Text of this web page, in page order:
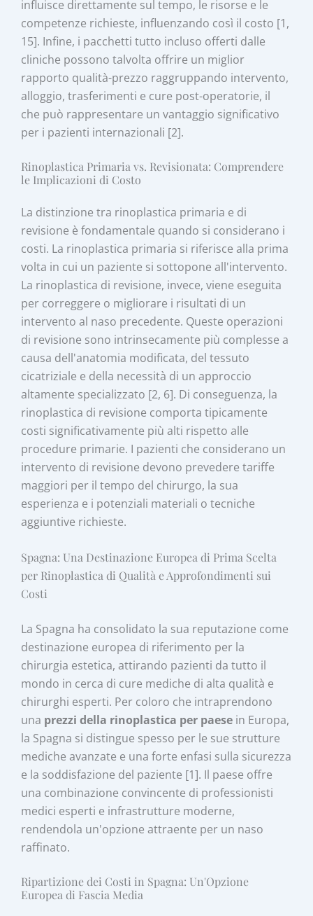
influisce direttamente sul tempo, le risorse e le
competenze richieste, influenzando così il costo [1,
15]. Infine, i pacchetti tutto incluso offerti dalle
cliniche possono talvolta offrire un miglior
rapporto qualità-prezzo raggruppando intervento,
alloggio, trasferimenti e cure post-operatorie, il
che può rappresentare un vantaggio significativo
per i pazienti internazionali [2].
Rinoplastica Primaria vs. Revisionata: Comprendere
le Implicazioni di Costo
La distinzione tra rinoplastica primaria e di
revisione è fondamentale quando si considerano i
costi. La rinoplastica primaria si riferisce alla prima
volta in cui un paziente si sottopone all'intervento.
La rinoplastica di revisione, invece, viene eseguita
per correggere o migliorare i risultati di un
intervento al naso precedente. Queste operazioni
di revisione sono intrinsecamente più complesse a
causa dell'anatomia modificata, del tessuto
cicatriziale e della necessità di un approccio
altamente specializzato [2, 6]. Di conseguenza, la
rinoplastica di revisione comporta tipicamente
costi significativamente più alti rispetto alle
procedure primarie. I pazienti che considerano un
intervento di revisione devono prevedere tariffe
maggiori per il tempo del chirurgo, la sua
esperienza e i potenziali materiali o tecniche
aggiuntive richieste.
Spagna: Una Destinazione Europea di Prima Scelta
per Rinoplastica di Qualità e Approfondimenti sui
Costi
La Spagna ha consolidato la sua reputazione come
destinazione europea di riferimento per la
chirurgia estetica, attirando pazienti da tutto il
mondo in cerca di cure mediche di alta qualità e
chirurghi esperti. Per coloro che intraprendono
una prezzi della rinoplastica per paese in Europa,
la Spagna si distingue spesso per le sue strutture
mediche avanzate e una forte enfasi sulla sicurezza
e la soddisfazione del paziente [1]. Il paese offre
una combinazione convincente di professionisti
medici esperti e infrastrutture moderne,
rendendola un'opzione attraente per un naso
raffinato.
Ripartizione dei Costi in Spagna: Un'Opzione
Europea di Fascia Media